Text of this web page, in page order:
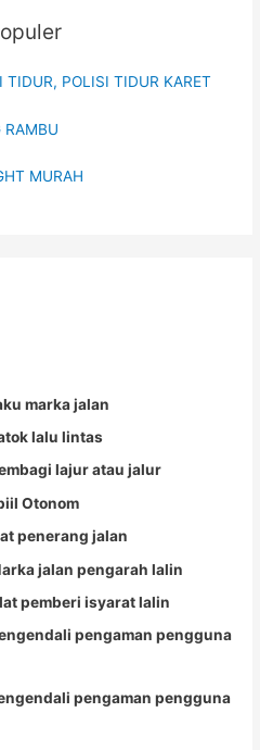
TIDUR, POLISI TIDUR KARET
RAMBU
MURAH
marka jalan
lalu lintas
lajur atau jalur
Otonom
penerang jalan
jalan pengarah lalin
pemberi isyarat lalin
pengaman pengguna
pengaman pengguna